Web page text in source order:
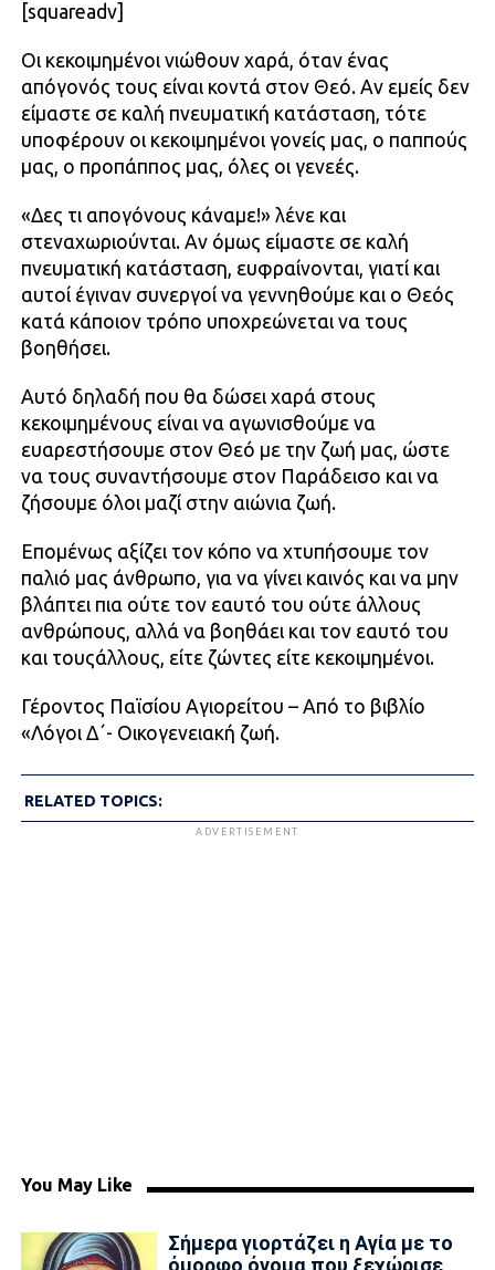
[squareadv]
Οι κεκοιμημένοι νιώθουν χαρά, όταν ένας
απόγονός τους είναι κοντά στον Θεό. Αν εμείς δεν
είμαστε σε καλή πνευματική κατάσταση, τότε
υποφέρουν οι κεκοιμημένοι γονείς μας, ο παππούς
μας, ο προπάππος μας, όλες οι γενεές.
«Δες τι απογόνους κάναμε!» λένε και
στεναχωριούνται. Αν όμως είμαστε σε καλή
πνευματική κατάσταση, ευφραίνονται, γιατί και
αυτοί έγιναν συνεργοί να γεννηθούμε και ο Θεός
κατά κάποιον τρόπο υποχρεώνεται να τους
βοηθήσει.
Αυτό δηλαδή που θα δώσει χαρά στους
κεκοιμημένους είναι να αγωνισθούμε να
ευαρεστήσουμε στον Θεό με την ζωή μας, ώστε
να τους συναντήσουμε στον Παράδεισο και να
ζήσουμε όλοι μαζί στην αιώνια ζωή.
Επομένως αξίζει τον κόπο να χτυπήσουμε τον
παλιό μας άνθρωπο, για να γίνει καινός και να μην
βλάπτει πια ούτε τον εαυτό του ούτε άλλους
ανθρώπους, αλλά να βοηθάει και τον εαυτό του
και τουςάλλους, είτε ζώντες είτε κεκοιμημένοι.
Γέροντος Παϊσίου Αγιορείτου – Από το βιβλίο
«Λόγοι Δ΄- Οικογενειακή ζωή.
RELATED TOPICS:
ADVERTISEMENT
You May Like
Σήμερα γιορτάζει η Αγία με το